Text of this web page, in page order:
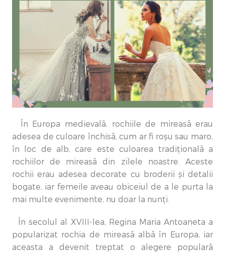
În Europa medievală, rochiile de mireasă erau
adesea de culoare închisă, cum ar fi roșu sau maro,
în loc de alb, care este culoarea tradițională a
rochiilor de mireasă din zilele noastre. Aceste
rochii erau adesea decorate cu broderii și detalii
bogate, iar femeile aveau obiceiul de a le purta la
mai multe evenimente, nu doar la nunți.
În secolul al XVIII-lea, Regina Maria Antoaneta a
popularizat rochia de mireasă albă în Europa, iar
aceasta a devenit treptat o alegere populară